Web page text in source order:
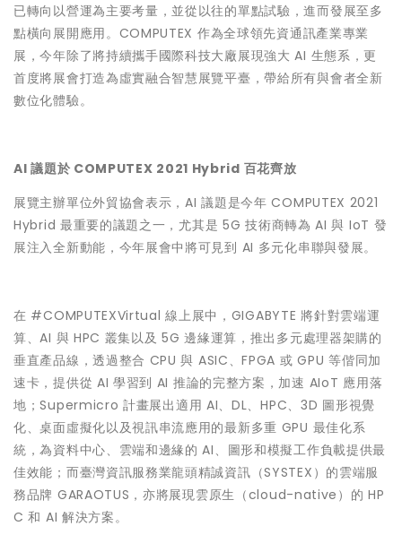
已轉向以營運為主要考量，並從以往的單點試驗，進而發展至多
點橫向展開應用。COMPUTEX 作為全球領先資通訊產業專業
展，今年除了將持續攜手國際科技大廠展現強大 AI 生態系，更
首度將展會打造為虛實融合智慧展覽平臺，帶給所有與會者全新
數位化體驗。
AI 議題於 COMPUTEX 2021 Hybrid 百花齊放
展覽主辦單位外貿協會表示，AI 議題是今年 COMPUTEX 2021
Hybrid 最重要的議題之一，尤其是 5G 技術商轉為 AI 與 IoT 發
展注入全新動能，今年展會中將可見到 AI 多元化串聯與發展。
在 #COMPUTEXVirtual 線上展中，GIGABYTE 將針對雲端運
算、AI 與 HPC 叢集以及 5G 邊緣運算，推出多元處理器架購的
垂直產品線，透過整合 CPU 與 ASIC、FPGA 或 GPU 等偕同加
速卡，提供從 AI 學習到 AI 推論的完整方案，加速 AIoT 應用落
地；Supermicro 計畫展出適用 AI、DL、HPC、3D 圖形視覺
化、桌面虛擬化以及視訊串流應用的最新多重 GPU 最佳化系
統，為資料中心、雲端和邊緣的 AI、圖形和模擬工作負載提供最
佳效能；而臺灣資訊服務業龍頭精誠資訊（SYSTEX）的雲端服
務品牌 GARAOTUS，亦將展現雲原生（cloud-native）的 HP
C 和 AI 解決方案。